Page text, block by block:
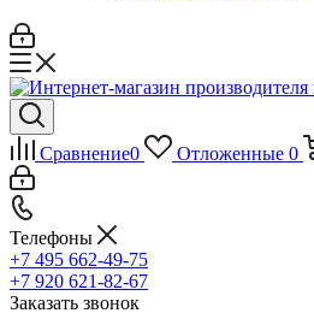
Сравнение0 Отложенные 0
Телефоны
+7 495 662-49-75
+7 920 621-82-67
Заказать звонок